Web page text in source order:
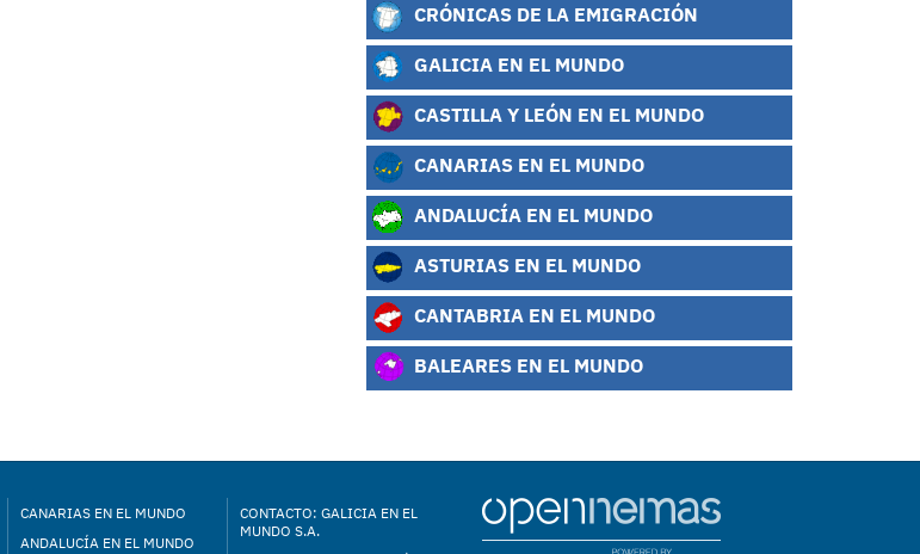
CRÓNICAS DE LA EMIGRACIÓN
GALICIA EN EL MUNDO
CASTILLA Y LEÓN EN EL MUNDO
CANARIAS EN EL MUNDO
ANDALUCÍA EN EL MUNDO
ASTURIAS EN EL MUNDO
CANTABRIA EN EL MUNDO
BALEARES EN EL MUNDO
CANARIAS EN EL MUNDO
ANDALUCÍA EN EL MUNDO
CONTACTO: GALICIA EN EL
MUNDO S.A.